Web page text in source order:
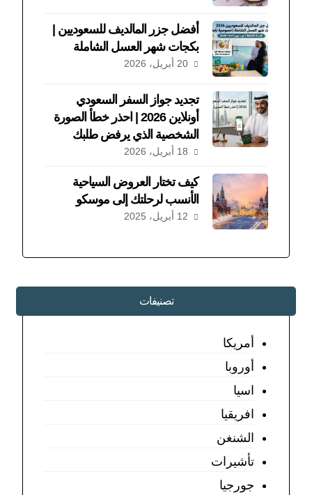
أفضل جزر المالديف للسعوديين |
بكجات شهر العسل الشاملة
20 أبريل، 2026
تجديد جواز السفر السعودي
أونلاين 2026 | احذر خطأ الصورة
الشخصية الذي يرفض طلبك
18 أبريل، 2026
كيف تختار العروض السياحية
الأنسب لرحلتك إلى موسكو
12 أبريل، 2025
تصنيفات
أمريكا
أوروبا
اسيا
افريقيا
الشنغن
تأشيرات
جورجيا